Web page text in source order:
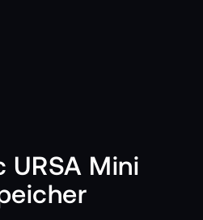
URSA Mini